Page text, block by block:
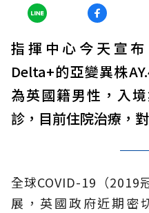
指揮中心今天宣
Delta+的亞變異株
為英國籍男性，入
診，目前住院治療，
全球COVID-19（2019
展，英國政府近期密